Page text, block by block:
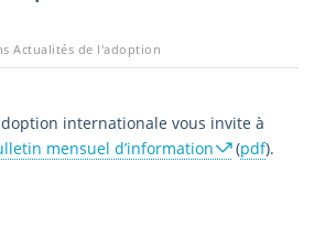
Actualités de l'adoption
internationale vous invite à
mensuel d’information (pdf).